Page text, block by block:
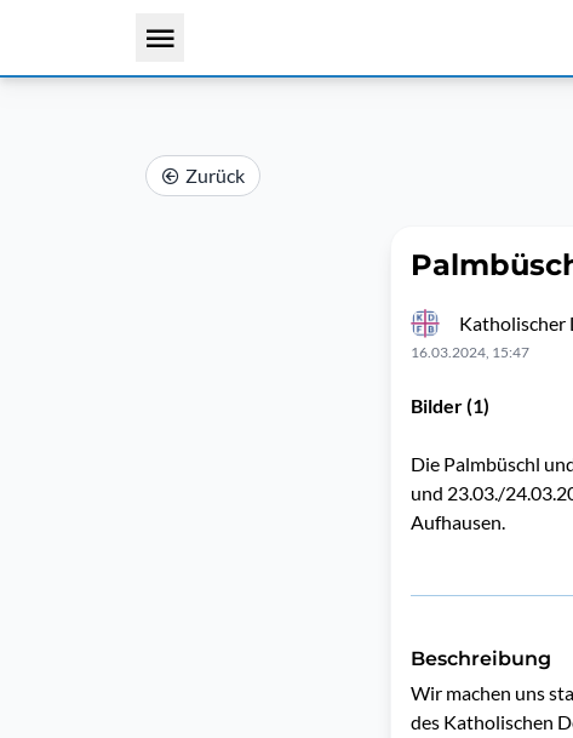
Zurück
Katholischer
16.03.2024, 15:47
Bilder (1)
Die Palmbüschl
und 23.03./
Aufhausen.
Beschreibung
Wir machen uns
des Katholischen